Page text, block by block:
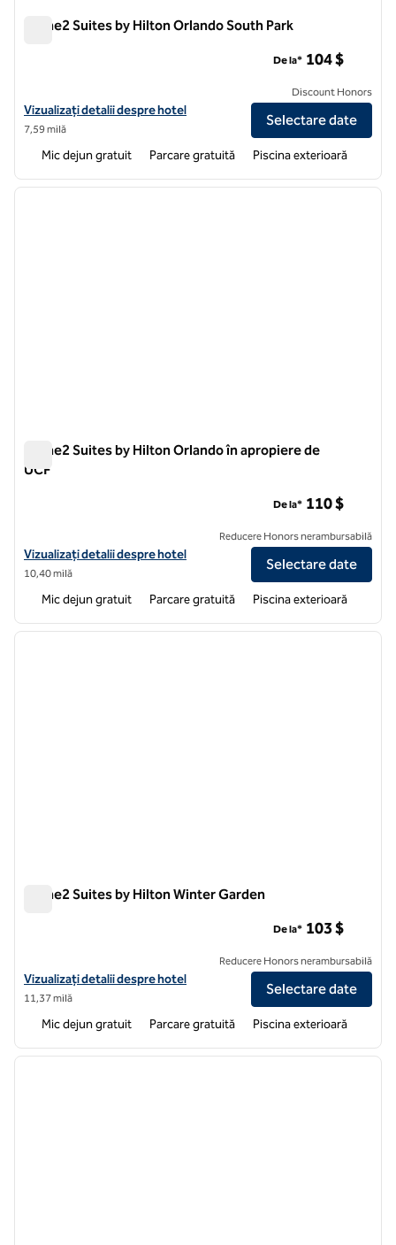
Home2 Suites by Hilton Orlando South Park
Vizualizați detaliile hotelului pentru Home2 Suites by Hilton Orlando
Vizualizați detalii despre hotel
7,59 milă
De la* 104 $
Discount Honors
Selectare date
Mic dejun gratuit Parcare gratuită Piscina exterioară
1 din 12
Home2 Suites by Hilton Orlando în apropiere de
UCF
Vizualizați detaliile hotelului pentru Home2 Suites by Hilton Orlando
Vizualizați detalii despre hotel
10,40 milă
De la* 110 $
Reducere Honors nerambursabilă
Selectare date
Mic dejun gratuit Parcare gratuită Piscina exterioară
1 din 6
Home2 Suites by Hilton Winter Garden
Vizualizați detaliile hotelului pentru Home2 Suites by Hilton Winter
Vizualizați detalii despre hotel
11,37 milă
De la* 103 $
Reducere Honors nerambursabilă
Selectare date
Mic dejun gratuit Parcare gratuită Piscina exterioară
1 din 12